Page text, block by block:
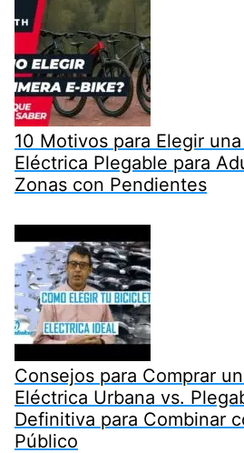
10 Motivos para Elegir
Eléctrica Plegable para
Zonas con Pendientes
Consejos para Comprar
Eléctrica Urbana vs.
Definitiva para Combinar
Público